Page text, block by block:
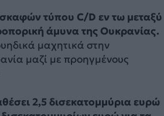
τύπου C/D εν τω μεταξύ
άμυνα της Ουκρανίας.
μαχητικά στην
μαζί με προηγμένους
2,5 δισεκατομμύρια ευρώ